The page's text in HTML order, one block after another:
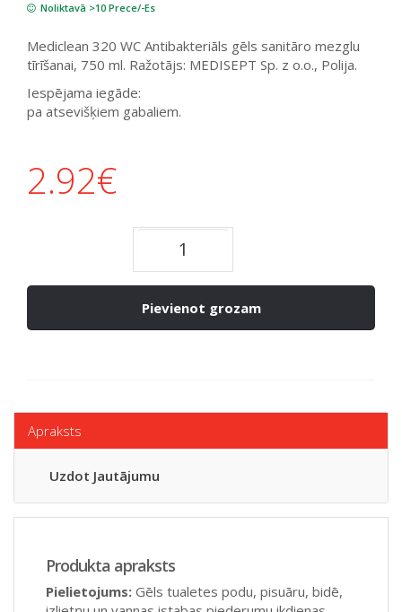
Noliktavā >10 Prece/-Es
Mediclean 320 WC Antibakteriāls gēls sanitāro mezglu
tīrīšanai, 750 ml. Ražotājs: MEDISEPT Sp. z o.o., Polija.
Iespējama iegāde:
pa atsevišķiem gabaliem.
2.92€
Pievienot grozam
Apraksts
Uzdot Jautājumu
Produkta apraksts
Pielietojums: Gēls tualetes podu, pisuāru, bidē,